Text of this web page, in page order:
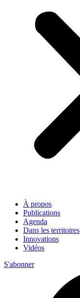
À propos
Publications
Agenda
Dans les territoires
Innovations
Vidéos
S'abonner